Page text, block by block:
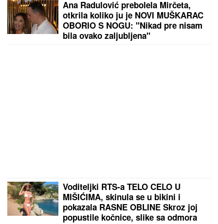
Ana Radulović prebolela Mirčeta,
otkrila koliko ju je NOVI MUŠKARAC
OBORIO S NOGU: "Nikad pre nisam
bila ovako zaljubljena"
Voditeljki RTS-a TELO CELO U
MIŠIĆIMA, skinula se u bikini i
pokazala RASNE OBLINE Skroz joj
popustile kočnice, slike sa odmora